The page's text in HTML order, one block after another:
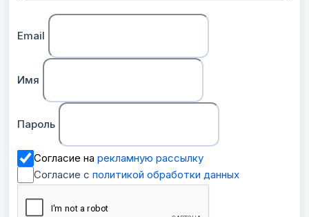
Email
Имя
Пароль
Согласие на рекламную рассылку
Согласие с политикой обработки данных